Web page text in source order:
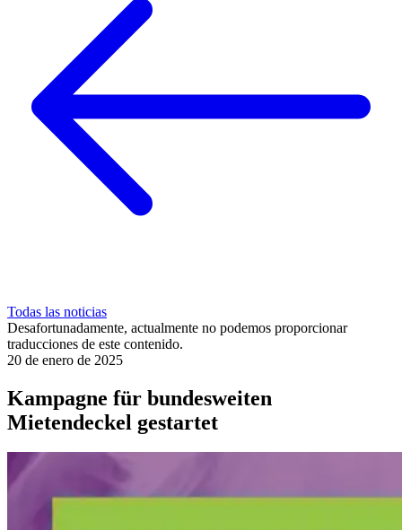
Todas las noticias
Desafortunadamente, actualmente no podemos proporcionar
traducciones de este contenido.
20 de enero de 2025
Kampagne für bundesweiten
Mietendeckel gestartet